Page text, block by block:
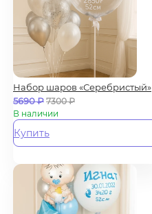
Набор шаров «Серебристый»
5690₽ 7300₽
В наличии
Купить